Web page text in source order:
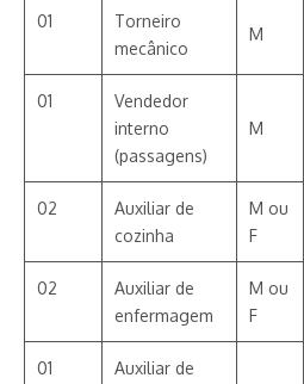
01
Torneiro
mecânico
M
01
Vendedor
interno
(passagens)
M
02
Auxiliar de
cozinha
M ou
F
02
Auxiliar de
enfermagem
M ou
F
01
Auxiliar de